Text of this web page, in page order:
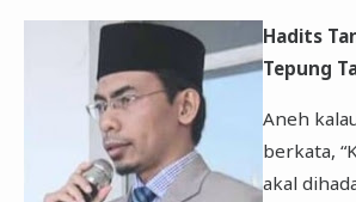
Hadits
Tepung
Aneh
berkata,
akal